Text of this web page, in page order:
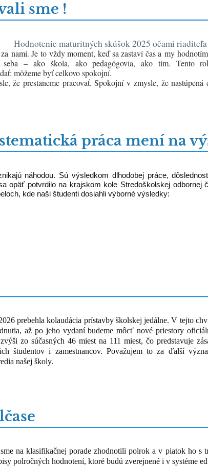
sme !
Hodnotenie maturitných skúšok 2025 očami riaditeľa
nami. Je to vždy moment, keď sa zastaví čas a my
seba – ako škola, ako pedagógovia, ako tím. Tento
môžeme byť celkovo spokojní.
že prestaneme pracovať. Spokojní v zmysle, že
práca mení na
náhodou. Sú výsledkom dlhodobej práce,
opäť potvrdilo na krajskom kole Stredoškolskej odbornej
kde naši študenti dosiahli výborné výsledky:
prebehla kolaudácia prístavby školskej jedálne. V tejto
až po jeho vydaní budeme môcť nové priestory
zo súčasných 46 miest na 111 miest, čo predstavuje
študentov i zamestnancov. Považujem to za ďalší
našej školy.
na klasifikačnej porade zhodnotili polrok a v piatok ho s
polročných hodnotení, ktoré budú zverejnené i v systéme